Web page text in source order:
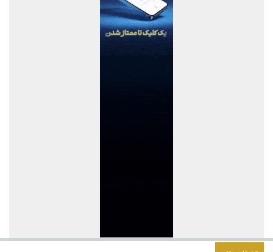
اختصاص ۲۸۰ میلیارد تومان تسهیلات بانک صنعت و معدن برای
تسهیلات درمانی بانک تجارت برای تسهیل جراحی‌های چشم در